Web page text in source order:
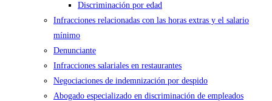
Discriminación por edad
Infracciones relacionadas con las horas extras y el salario
mínimo
Denunciante
Infracciones salariales en restaurantes
Negociaciones de indemnización por despido
Abogado especializado en discriminación de empleados